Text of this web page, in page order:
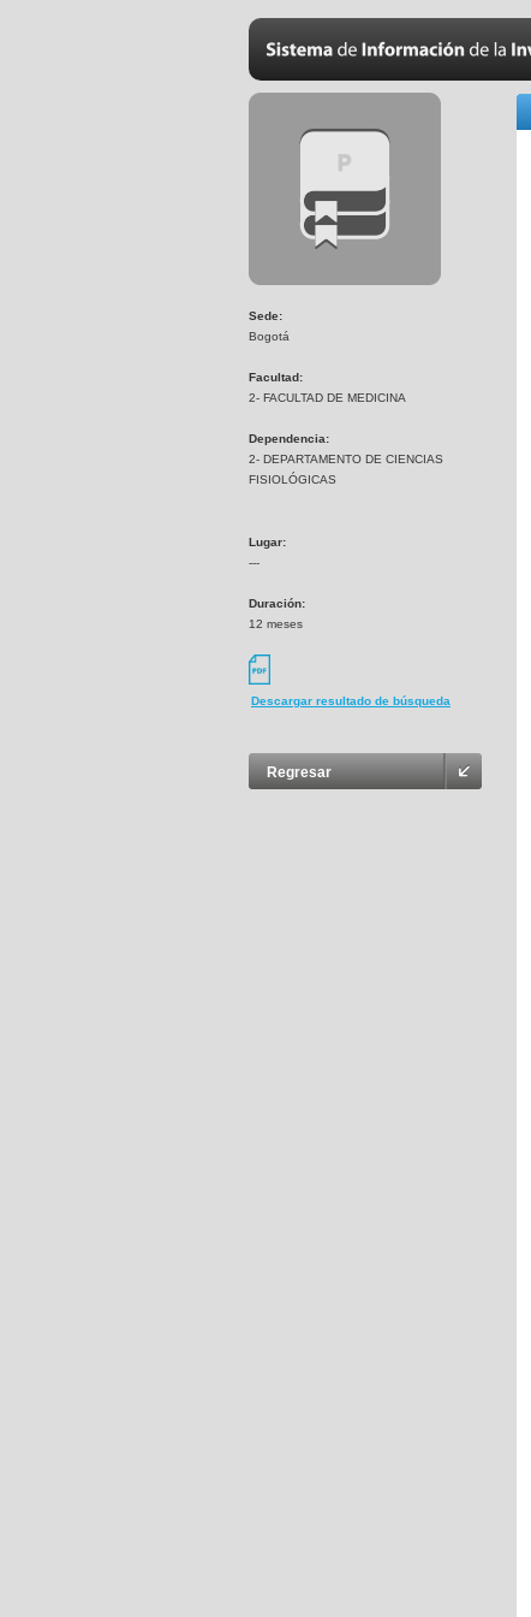
Sede:
Bogotá
Facultad:
2- FACULTAD DE MEDICINA
Dependencia:
2- DEPARTAMENTO DE CIENCIAS
FISIOLÓGICAS
Lugar:
---
Duración:
12 meses
Descargar resultado de búsqueda
Regresar